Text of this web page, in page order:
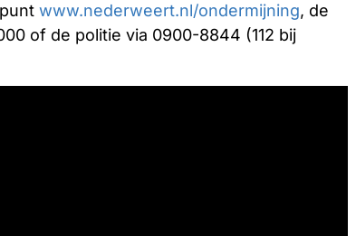
www.nederweert.nl/ondermijning, de
of de politie via 0900-8844 (112 bij